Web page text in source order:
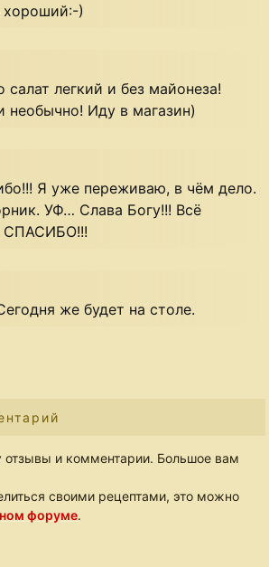
хороший:-)
салат легкий и без майонеза!
необычно! Иду в магазин)
Я уже переживаю, в чём дело.
УФ… Слава Богу!!! Всё
СПАСИБО!!!
же будет на столе.
и комментарии. Большое вам
своими рецептами, это можно
форуме.